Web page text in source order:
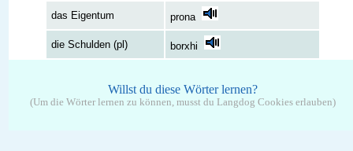
das Eigentum prona
die Schulden (pl) borxhi
Willst du diese Wörter lernen?
(Um die Wörter lernen zu können, musst du Langdog Cookies erlauben)